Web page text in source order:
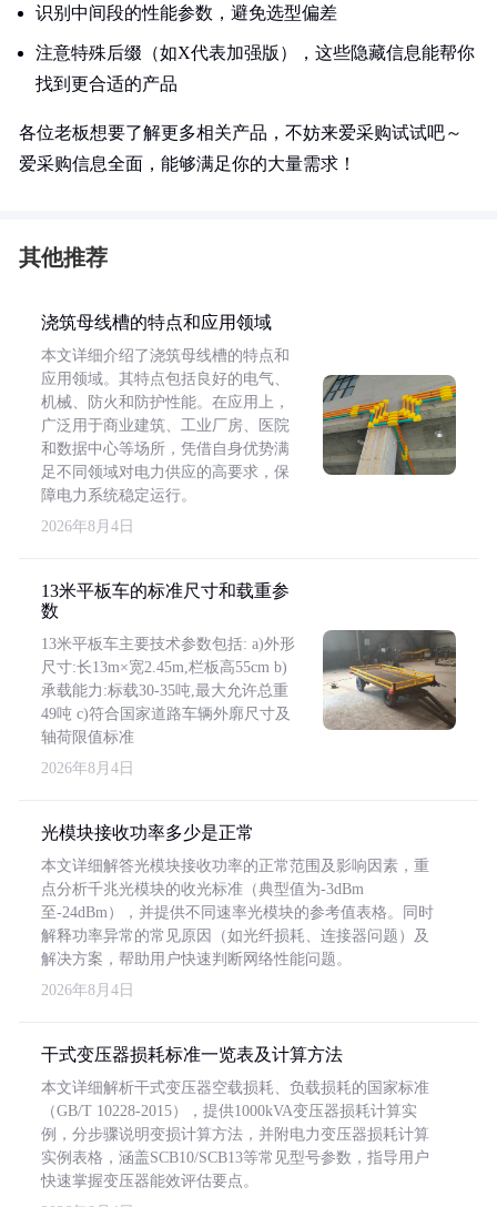
识别中间段的性能参数，避免选型偏差
注意特殊后缀（如X代表加强版），这些隐藏信息能帮你
找到更合适的产品
各位老板想要了解更多相关产品，不妨来爱采购试试吧～
爱采购信息全面，能够满足你的大量需求！
其他推荐
浇筑母线槽的特点和应用领域
本文详细介绍了浇筑母线槽的特点和
应用领域。其特点包括良好的电气、
机械、防火和防护性能。在应用上，
广泛用于商业建筑、工业厂房、医院
和数据中心等场所，凭借自身优势满
足不同领域对电力供应的高要求，保
障电力系统稳定运行。
2026年8月4日
13米平板车的标准尺寸和载重参
数
13米平板车主要技术参数包括: a)外形
尺寸:长13m×宽2.45m,栏板高55cm b)
承载能力:标载30-35吨,最大允许总重
49吨 c)符合国家道路车辆外廓尺寸及
轴荷限值标准
2026年8月4日
光模块接收功率多少是正常
本文详细解答光模块接收功率的正常范围及影响因素，重
点分析千兆光模块的收光标准（典型值为-3dBm
至-24dBm），并提供不同速率光模块的参考值表格。同时
解释功率异常的常见原因（如光纤损耗、连接器问题）及
解决方案，帮助用户快速判断网络性能问题。
2026年8月4日
干式变压器损耗标准一览表及计算方法
本文详细解析干式变压器空载损耗、负载损耗的国家标准
（GB/T 10228-2015），提供1000kVA变压器损耗计算实
例，分步骤说明变损计算方法，并附电力变压器损耗计算
实例表格，涵盖SCB10/SCB13等常见型号参数，指导用户
快速掌握变压器能效评估要点。